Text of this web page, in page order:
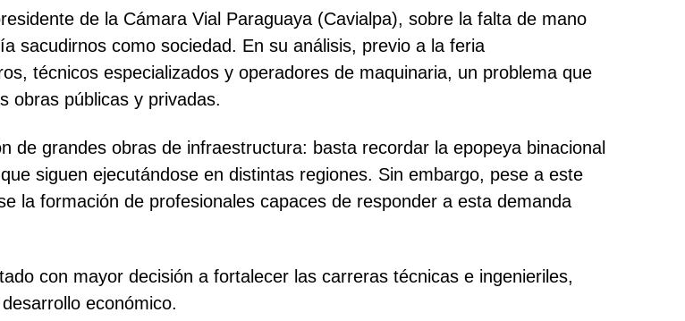
de la Cámara Vial Paraguaya (Cavialpa), sobre la falta de mano
sacudirnos como sociedad. En su análisis, previo a la feria
técnicos especializados y operadores de maquinaria, un problema que
obras públicas y privadas.
de grandes obras de infraestructura: basta recordar la epopeya binacional
siguen ejecutándose en distintas regiones. Sin embargo, pese a este
la formación de profesionales capaces de responder a esta demanda
con mayor decisión a fortalecer las carreras técnicas e ingenieriles,
económico.